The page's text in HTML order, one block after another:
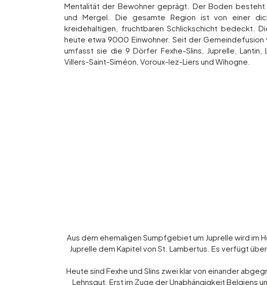
Mentalität der Bewohner geprägt. Der Boden besteht
und Mergel. Die gesamte Region ist von einer
kreidehaltigen, fruchtbaren Schlickschicht bedeckt.
heute etwa 9000 Einwohner. Seit der Gemeindefusion
umfasst sie die 9 Dörfer Fexhe-Slins, Juprelle, Lantin,
Villers-Saint-Siméon, Voroux-lez-Liers und Wihogne.
Aus dem ehemaligen Sumpfgebiet um Juprelle wird im
Juprelle dem Kapitel von St. Lambertus. Es verfügt
Heute sind Fexhe und Slins zwei klar von einander
Lehnsgut. Erst im Zuge der Unabhängigkeit Belgiens